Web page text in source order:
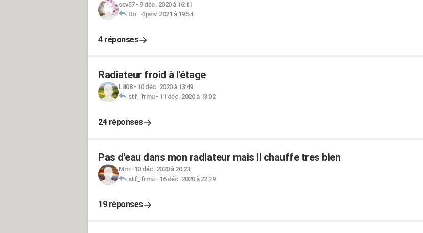
sev57- 9 déc. 2020 à 16:11
Do- 4 janv. 2021 à 19:54
4 réponses
Radiateur froid à l'étage
Lili08- 10 déc. 2020 à 13:49
stf_frmu- 11 déc. 2020 à 13:02
24 réponses
Pas d'eau dans mon radiateur mais il chauffe tres bien
Mm- 10 déc. 2020 à 20:23
stf_frmu- 16 déc. 2020 à 22:39
19 réponses